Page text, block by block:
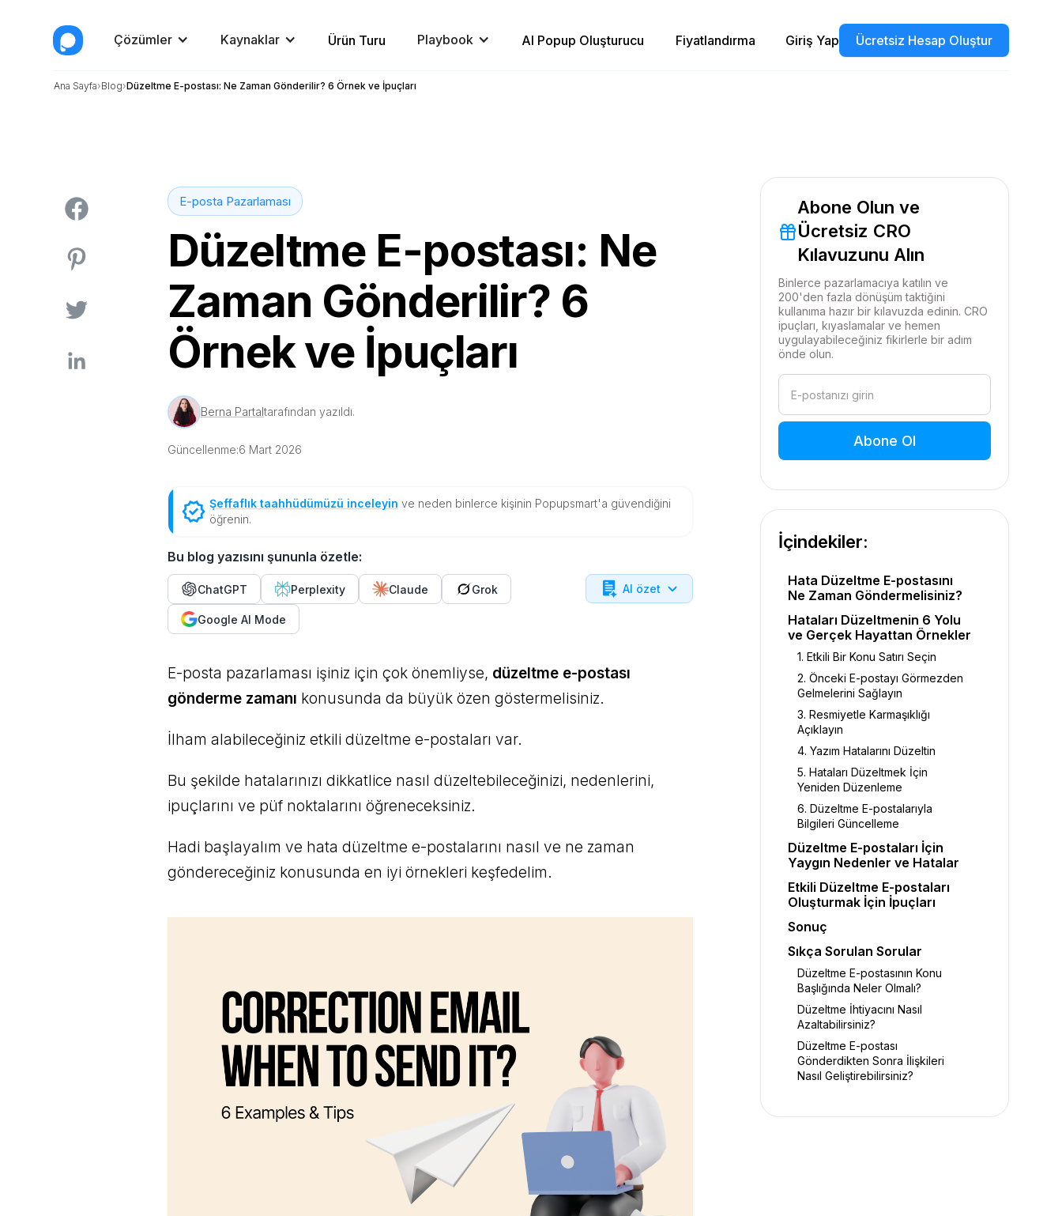
Çözümler Kaynaklar Ürün Turu Playbook AI Popup Oluşturucu Fiyatlandırma Giriş Yap Ücretsiz Hesap Oluştur
Ana Sayfa Blog Düzeltme E-postası: Ne Zaman Gönderilir? 6 Örnek ve İpuçları
E-posta Pazarlaması
Düzeltme E-postası: Ne
Zaman Gönderilir? 6
Örnek ve İpuçları
Berna Partaltarafından yazıldı.
Güncellenme:6 Mart 2026
Şeffaflık taahhüdümüzü inceleyin ve neden binlerce kişinin Popupsmart'a güvendiğini
öğrenin.
Bu blog yazısını şununla özetle:
ChatGPT Perplexity Claude Grok
Google AI Mode
AI özet
E-posta pazarlaması işiniz için çok önemliyse, düzeltme e-postası
gönderme zamanı konusunda da büyük özen göstermelisiniz.
İlham alabileceğiniz etkili düzeltme e-postaları var.
Bu şekilde hatalarınızı dikkatlice nasıl düzeltebileceğinizi, nedenlerini,
ipuçlarını ve püf noktalarını öğreneceksiniz.
Hadi başlayalım ve hata düzeltme e-postalarını nasıl ve ne zaman
göndereceğiniz konusunda en iyi örnekleri keşfedelim.
Abone Olun ve
Ücretsiz CRO
Kılavuzunu Alın
Binlerce pazarlamacıya katılın ve
200'den fazla dönüşüm taktiğini
kullanıma hazır bir kılavuzda edinin. CRO
ipuçları, kıyaslamalar ve hemen
uygulayabileceğiniz fikirlerle bir adım
önde olun.
İçindekiler:
Hata Düzeltme E-postasını
Ne Zaman Göndermelisiniz?
Hataları Düzeltmenin 6 Yolu
ve Gerçek Hayattan Örnekler
1. Etkili Bir Konu Satırı Seçin
2. Önceki E-postayı Görmezden
Gelmelerini Sağlayın
3. Resmiyetle Karmaşıklığı
Açıklayın
4. Yazım Hatalarını Düzeltin
5. Hataları Düzeltmek İçin
Yeniden Düzenleme
6. Düzeltme E-postalarıyla
Bilgileri Güncelleme
Düzeltme E-postaları İçin
Yaygın Nedenler ve Hatalar
Etkili Düzeltme E-postaları
Oluşturmak İçin İpuçları
Sonuç
Sıkça Sorulan Sorular
Düzeltme E-postasının Konu
Başlığında Neler Olmalı?
Düzeltme İhtiyacını Nasıl
Azaltabilirsiniz?
Düzeltme E-postası
Gönderdikten Sonra İlişkileri
Nasıl Geliştirebilirsiniz?